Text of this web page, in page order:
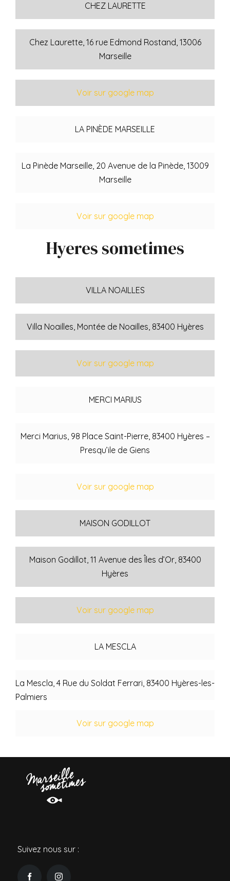
CHEZ LAURETTE
Chez Laurette, 16 rue Edmond Rostand, 13006
Marseille
Voir sur google map
LA PINÈDE MARSEILLE
La Pinède Marseille, 20 Avenue de la Pinède, 13009
Marseille
Voir sur google map
Hyeres sometimes
VILLA NOAILLES
Villa Noailles, Montée de Noailles, 83400 Hyères
Voir sur google map
MERCI MARIUS
Merci Marius, 98 Place Saint-Pierre, 83400 Hyères –
Presqu’ile de Giens
Voir sur google map
MAISON GODILLOT
Maison Godillot, 11 Avenue des Îles d’Or, 83400
Hyères
Voir sur google map
LA MESCLA
La Mescla, 4 Rue du Soldat Ferrari, 83400 Hyères-les-
Palmiers
Voir sur google map
Suivez nous sur :